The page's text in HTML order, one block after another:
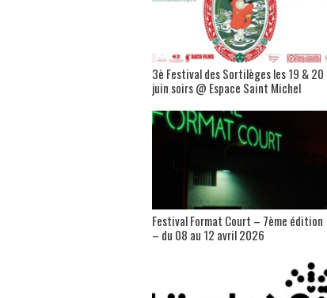
3è Festival des Sortilèges les 19 & 20
juin soirs @ Espace Saint Michel
Festival Format Court – 7ème édition
– du 08 au 12 avril 2026